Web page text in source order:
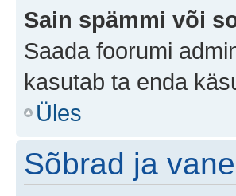
Sain spämmi või
Saada foorumi
kasutab ta enda
Üles
Sõbrad ja